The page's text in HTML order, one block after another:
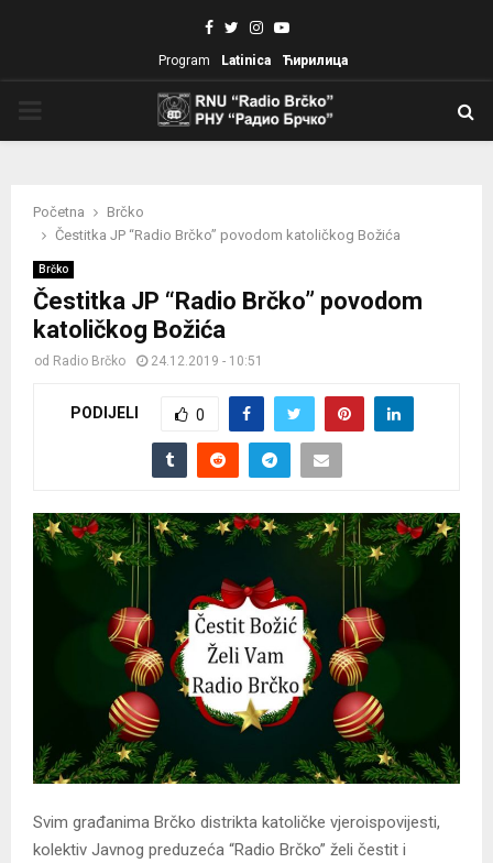
Facebook
TwitterInstagram
Youtube
Program Latinica Ћирилица
Početna
Brčko
Čestitka JP “Radio Brčko” povodom katoličkog Božića
Brčko
Čestitka JP “Radio Brčko” povodom
katoličkog Božića
od Radio Brčko 24.12.2019 - 10:51
PODIJELI 0
Svim građanima Brčko distrikta katoličke vjeroispovijesti,
kolektiv Javnog preduzeća “Radio Brčko” želi čestit i